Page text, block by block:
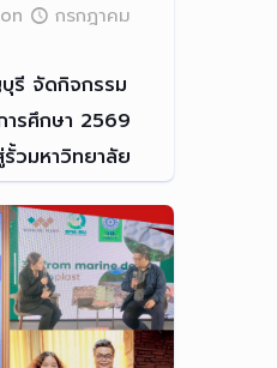
on
กรกฎาคม
รี จัดกิจกรรม
ารศึกษา 2569
วมหาวิทยาลัย
Read more